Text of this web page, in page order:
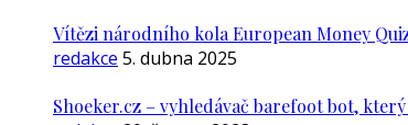
Vítězi národního kola European Money
redakce 5. dubna 2025
Shoeker.cz – vyhledávač barefoot bot,